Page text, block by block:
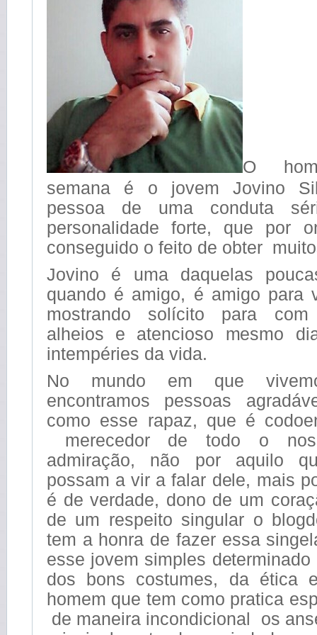
O
semana é o jovem Jovino
pessoa de uma conduta
personalidade forte, que por
conseguido o feito de obter
Jovino é uma daquelas
quando é amigo, é amigo para
mostrando solícito para
alheios e atencioso mesmo
intempéries da vida.
No mundo em que
encontramos pessoas
como esse rapaz, que é
merecedor de todo o
admiração, não por aquilo
possam a vir a falar dele, mais
é de verdade, dono de um
de um respeito singular o
tem a honra de fazer essa
esse jovem simples
dos bons costumes, da ética
homem que tem como pratica
de maneira incondicional os